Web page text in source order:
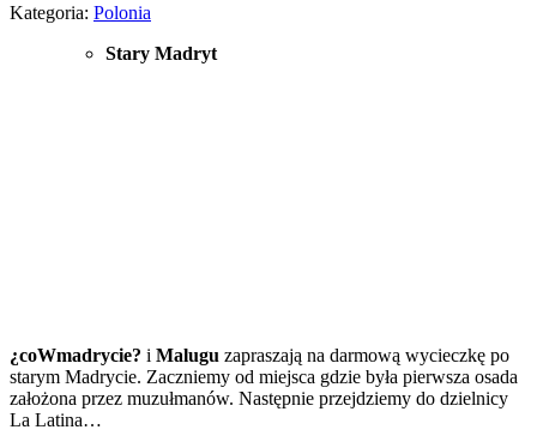
Kategoria: Polonia
Stary Madryt
¿coWmadrycie? i Malugu zapraszają na darmową wycieczkę po
starym Madrycie. Zaczniemy od miejsca gdzie była pierwsza osada
założona przez muzułmanów. Następnie przejdziemy do dzielnicy
La Latina…